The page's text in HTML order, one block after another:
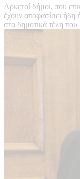
Αρκετοί δήμοι, που
έχουν αποφασίσει ήδη
στα δημοτικά τέλη που